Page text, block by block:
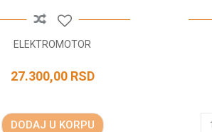
ELEKTROMOTOR
27.300,00 RSD
DODAJ U KORPU